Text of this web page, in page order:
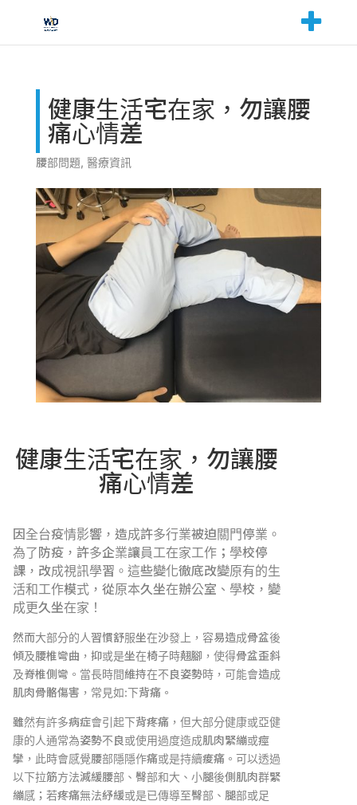
健康生活宅在家，勿讓腰
痛心情差
腰部問題, 醫療資訊
健康生活宅在家，勿讓腰
痛心情差
因全台疫情影響，造成許多行業被迫關門停業。
為了防疫，許多企業讓員工在家工作；學校停
課，改成視訊學習。這些變化徹底改變原有的生
活和工作模式，從原本久坐在辦公室、學校，變
成更久坐在家！
然而大部分的人習慣舒服坐在沙發上，容易造成骨盆後
傾及腰椎彎曲，抑或是坐在椅子時翹腳，使得骨盆歪斜
及脊椎側彎。當長時間維持在不良姿勢時，可能會造成
肌肉骨骼傷害，常見如:下背痛。
雖然有許多病症會引起下背疼痛，但大部分健康或亞健
康的人通常為姿勢不良或使用過度造成肌肉緊繃或痙
攣，此時會感覺腰部隱隱作痛或是持續痠痛。可以透過
以下拉筋方法減緩腰部、臀部和大、小腿後側肌肉群緊
繃感；若疼痛無法紓緩或是已傳導至臀部、腿部或足